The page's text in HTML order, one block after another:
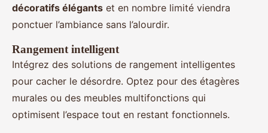
décoratifs élégants et en nombre limité viendra
ponctuer l’ambiance sans l’alourdir.
Rangement intelligent
Intégrez des solutions de rangement intelligentes
pour cacher le désordre. Optez pour des étagères
murales ou des meubles multifonctions qui
optimisent l’espace tout en restant fonctionnels.